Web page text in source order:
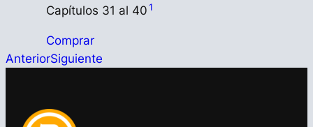
Capítulos 31 al 40 1
Comprar
AnteriorSiguiente